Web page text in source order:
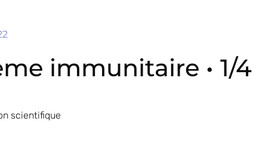
immunitaire • 1/4
scientifique